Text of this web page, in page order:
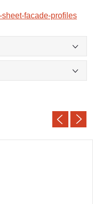
sheet-facade-profiles